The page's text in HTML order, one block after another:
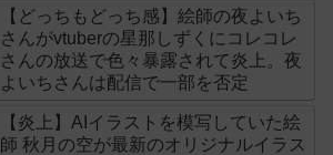
【どっちもどっち感】絵師の夜よいち
さんがvtuberの星那しずくにコレコレ
さんの放送で色々暴露されて炎上。夜
よいちさんは配信で一部を否定
【炎上】AIイラストを模写していた絵
師 秋月の空が最新のオリジナルイラス